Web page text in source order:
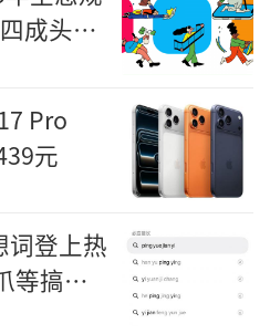
缘政治风险，都是特努
界普遍认为，特努斯的
重心从“商业运营”回
凭借其深厚的工程背
智能的浪潮中，带领苹
第二次颠覆性创新，将
的关键。
成头部
Pro
元
词登上热
等搞笑